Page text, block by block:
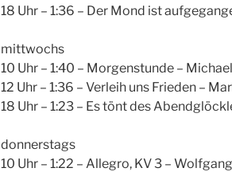
18 Uhr – 1:36 – Der Mond ist
mittwochs
10 Uhr – 1:40 – Morgenstunde –
12 Uhr – 1:36 – Verleih uns Frieden –
18 Uhr – 1:23 – Es tönt des
donnerstags
10 Uhr – 1:22 – Allegro, KV 3 –